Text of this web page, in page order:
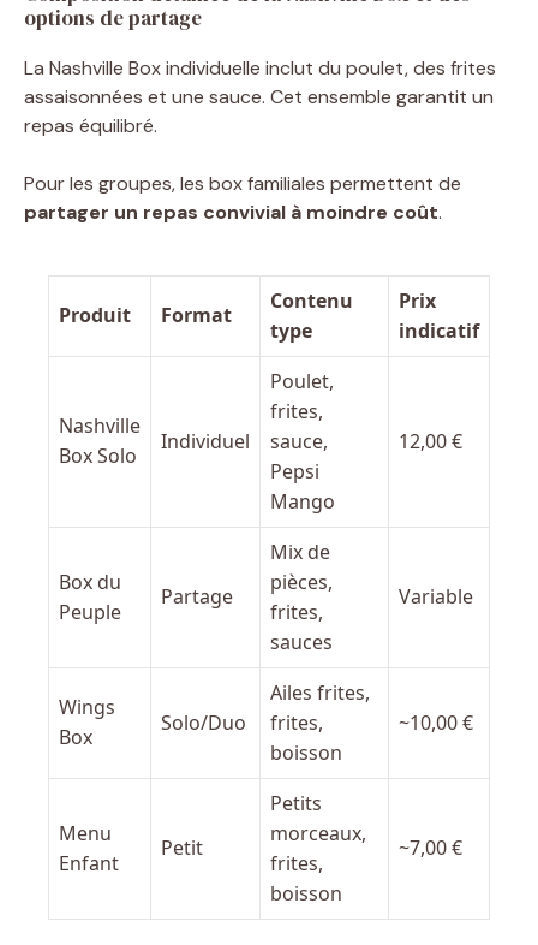
options de partage
La Nashville Box individuelle inclut du poulet, des frites
assaisonnées et une sauce. Cet ensemble garantit un
repas équilibré.
Pour les groupes, les box familiales permettent de
partager un repas convivial à moindre coût.
Produit Format
Contenu
type
Prix
indicatif
Nashville
Box Solo
Individuel
Poulet,
frites,
sauce,
Pepsi
Mango
12,00 €
Box du
Peuple
Partage
Mix de
pièces,
frites,
sauces
Variable
Wings
Box
Solo/Duo
Ailes frites,
frites,
boisson
~10,00 €
Menu
Enfant
Petit
Petits
morceaux,
frites,
boisson
~7,00 €